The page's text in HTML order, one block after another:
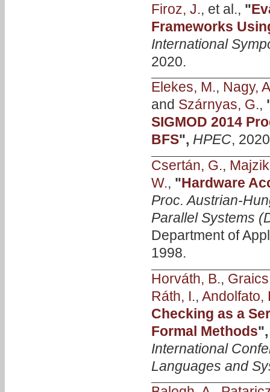
Firoz, J., et al., "
Frameworks
International
2020.
Elekes, M., Nagy,
and Szárnyas, G.,
SIGMOD 2014
BFS", HPEC,
Csertán, G.,
W., "Hardware
Proc. Austrian-
Parallel Systems
Department of
1998.
Horváth, B.,
Ráth, I., Andolfato,
Checking as a
Formal Methods
International
Languages and